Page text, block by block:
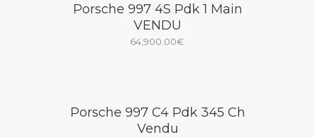
Porsche 997 4S Pdk 1 Main
VENDU
64,900.00€
Porsche 997 C4 Pdk 345 Ch
Vendu